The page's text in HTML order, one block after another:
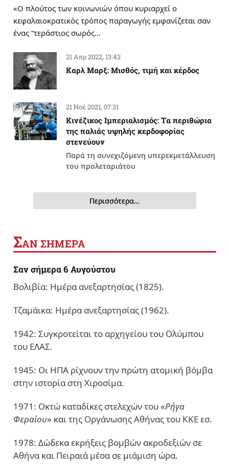
«Ο πλούτος των κοινωνιών όπου κυριαρχεί ο
κεφαλαιοκρατικός τρόπος παραγωγής εμφανίζεται σαν
ένας “τεράστιος σωρός…
21 Απρ 2022, 13:42
Καρλ Μαρξ: Μισθός, τιμή και κέρδος
21 Νοέ 2021, 07:31
Κινέζικος Ιμπεριαλισμός: Tα περιθώρια
της παλιάς υψηλής κερδοφορίας
στενεύουν
Παρά τη συνεχιζόμενη υπερεκμετάλλευση
του προλεταριάτου
Περισσότερα…
ΣΑΝ ΣΗΜΕΡΑ
Σαν σήμερα 6 Αυγούστου
Βολιβία: Ημέρα ανεξαρτησίας (1825).
Τζαμάικα: Ημέρα ανεξαρτησίας (1962).
1942: Συγκροτείται το αρχηγείου του Ολύμπου
του ΕΛΑΣ.
1945: Οι ΗΠΑ ρίχνουν την πρώτη ατομική βόμβα
στην ιστορία στη Χιροσίμα.
1971: Οκτώ καταδίκες στελεχών του «Ρήγα
Φεραίου» και της Οργάνωσης Αθήνας του ΚΚΕ εσ.
1978: Δώδεκα εκρήξεις βομβών ακροδεξιών σε
Αθήνα και Πειραιά μέσα σε μιάμιση ώρα.